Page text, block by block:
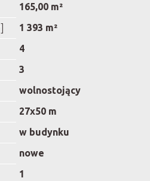
165,00 m²
1 393 m²
4
3
wolnostojący
27x50 m
w budynku
nowe
1